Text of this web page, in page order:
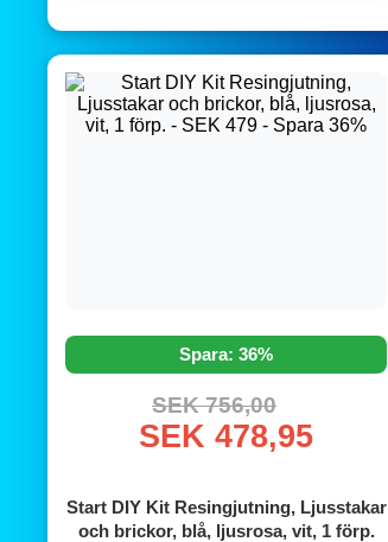
Spara: 36%
SEK 756,00
SEK 478,95
Start DIY Kit Resingjutning, Ljusstakar
och brickor, blå, ljusrosa, vit, 1 förp.